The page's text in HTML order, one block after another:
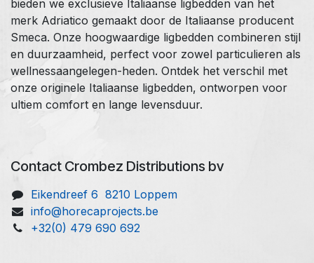
bieden we exclusieve Italiaanse ligbedden van het
merk Adriatico gemaakt door de Italiaanse producent
Smeca. Onze hoogwaardige ligbedden combineren stijl
en duurzaamheid, perfect voor zowel particulieren als
wellnessaangelegen-heden. Ontdek het verschil met
onze originele Italiaanse ligbedden, ontworpen voor
ultiem comfort en lange levensduur.
Contact Crombez Distributions bv
Eikendreef 6 8210 Loppem
info@horecaprojects.be
+32(0) 479 690 692